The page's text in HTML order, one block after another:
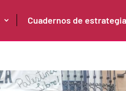
Cuadernos de estrategia